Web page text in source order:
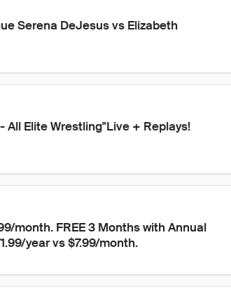
Serena DeJesus vs Elizabeth
All Elite Wrestling"Live + Replays!
month. FREE 3 Months with Annual
year vs $7.99/month.